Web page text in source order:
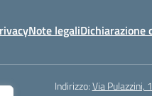
Note legaliDichiarazione
Indirizzo:Via Pulazzini,